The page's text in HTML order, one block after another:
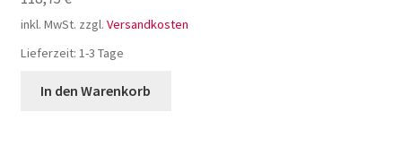
inkl. MwSt. zzgl. Versandkosten
Lieferzeit: 1-3 Tage
In den Warenkorb